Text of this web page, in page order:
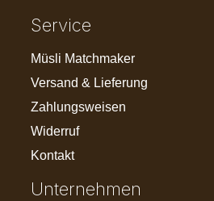
Service
Müsli Matchmaker
Versand & Lieferung
Zahlungsweisen
Widerruf
Kontakt
Unternehmen